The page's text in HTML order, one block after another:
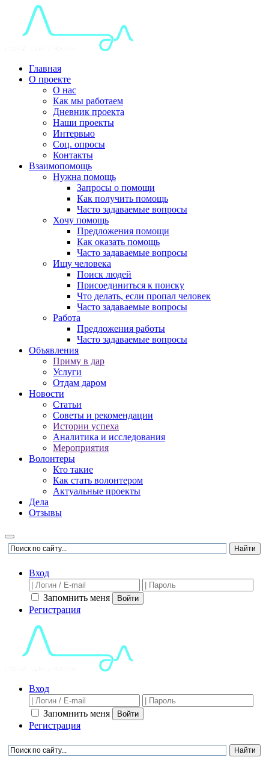
Главная
О проекте
О нас
Как мы работаем
Дневник проекта
Наши проекты
Интервью
Соц. опросы
Контакты
Взаимопомощь
Нужна помощь
Запросы о помощи
Как получить помощь
Часто задаваемые вопросы
Хочу помощь
Предложения помощи
Как оказать помощь
Часто задаваемые вопросы
Ищу человека
Поиск людей
Присоединиться к поиску
Что делать, если пропал человек
Часто задаваемые вопросы
Работа
Предложения работы
Часто задаваемые вопросы
Объявления
Приму в дар
Услуги
Отдам даром
Новости
Статьи
Советы и рекомендации
Истории успеха
Аналитика и исследования
Мероприятия
Волонтеры
Кто такие
Как стать волонтером
Актуальные проекты
Дела
Отзывы
Вход
Запомнить меня Войти
Регистрация
Вход
Запомнить меня Войти
Регистрация